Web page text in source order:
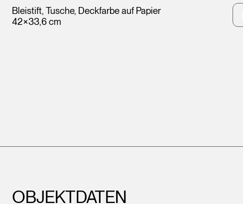
Bleistift, Tusche, Deckfarbe auf Papier
42×33,6 cm
OBJEKTDATEN